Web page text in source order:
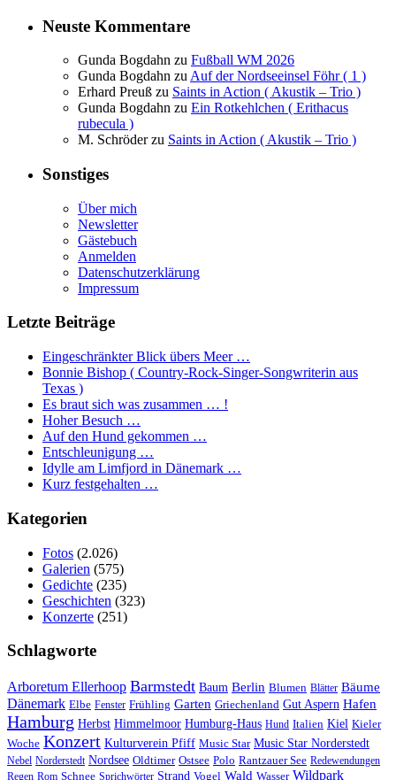
Neuste Kommentare
Gunda Bogdahn zu Fußball WM 2026
Gunda Bogdahn zu Auf der Nordseeinsel Föhr ( 1 )
Erhard Preuß zu Saints in Action ( Akustik – Trio )
Gunda Bogdahn zu Ein Rotkehlchen ( Erithacus
rubecula )
M. Schröderzu Saints in Action ( Akustik – Trio )
Sonstiges
Über mich
Newsletter
Gästebuch
Anmelden
Datenschutzerklärung
Impressum
Letzte Beiträge
Eingeschränkter Blick übers Meer …
Bonnie Bishop ( Country-Rock-Singer-Songwriterin aus
Texas )
Es braut sich was zusammen … !
Hoher Besuch …
Auf den Hund gekommen …
Entschleunigung …
Idylle am Limfjord in Dänemark …
Kurz festgehalten …
Kategorien
Fotos (2.026)
Galerien (575)
Gedichte (235)
Geschichten (323)
Konzerte (251)
Schlagworte
Arboretum Ellerhoop Barmstedt Baum Berlin Blumen Blätter Bäume
Dänemark Elbe Fenster Frühling Garten Griechenland Gut Aspern Hafen
Hamburg Herbst Himmelmoor Humburg-Haus Hund Italien Kiel Kieler
Woche Konzert Kulturverein Pfiff Music Star Music Star Norderstedt
Nebel Norderstedt Nordsee Oldtimer Ostsee Polo Rantzauer See Redewendungen
Regen Rom Schnee Sprichwörter Strand Vogel Wald Wasser Wildpark